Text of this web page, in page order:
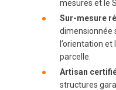
mesures et le
Sur-mesure
dimensionnée
l’orientation
parcelle.
Artisan certifié
structures